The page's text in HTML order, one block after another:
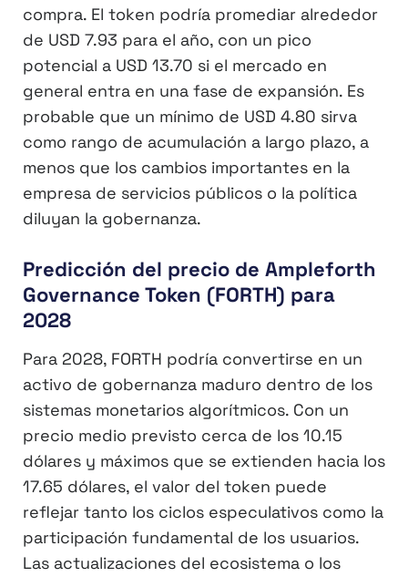
compra. El token podría promediar alrededor
de USD 7.93 para el año, con un pico
potencial a USD 13.70 si el mercado en
general entra en una fase de expansión. Es
probable que un mínimo de USD 4.80 sirva
como rango de acumulación a largo plazo, a
menos que los cambios importantes en la
empresa de servicios públicos o la política
diluyan la gobernanza.
Predicción del precio de Ampleforth
Governance Token (FORTH) para
2028
Para 2028, FORTH podría convertirse en un
activo de gobernanza maduro dentro de los
sistemas monetarios algorítmicos. Con un
precio medio previsto cerca de los 10.15
dólares y máximos que se extienden hacia los
17.65 dólares, el valor del token puede
reflejar tanto los ciclos especulativos como la
participación fundamental de los usuarios.
Las actualizaciones del ecosistema o los